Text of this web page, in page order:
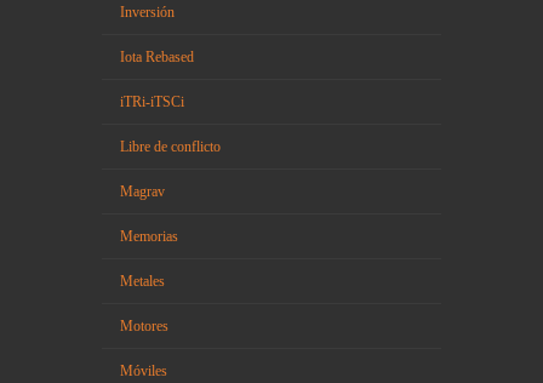
Inversión
Iota Rebased
iTRi-iTSCi
Libre de conflicto
Magrav
Memorias
Metales
Motores
Móviles